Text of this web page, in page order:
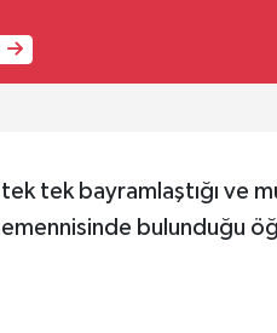
tek bayramlaştığı ve
bulunduğu